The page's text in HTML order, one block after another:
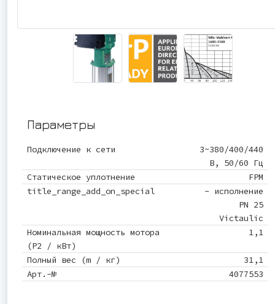
Параметры
Подключение к сети
3~380/400/440
В, 50/60 Гц
Статическое уплотнение
FPM
title_range_add_on_special
- исполнение
PN 25
Victaulic
Номинальная мощность мотора
(P2 / кВт)
1,1
Полный вес (m / кг)
31,1
Арт.-№
4077553